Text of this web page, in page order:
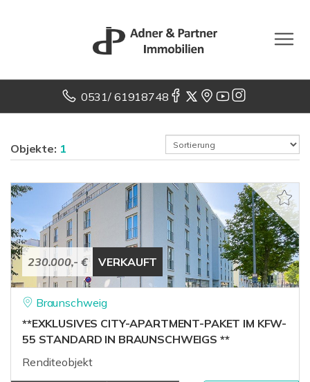
0531/ 61918748
Objekte: 1
230.000,- € VERKAUFT
Braunschweig
**EXKLUSIVES CITY-APARTMENT-PAKET IM KFW-
55 STANDARD IN BRAUNSCHWEIGS **
Renditeobjekt